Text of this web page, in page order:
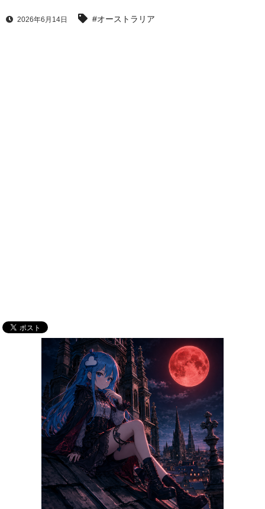
2026年6月14日 #オーストラリア